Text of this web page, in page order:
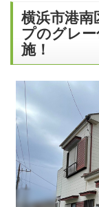
横浜市港
プのグレ
施！